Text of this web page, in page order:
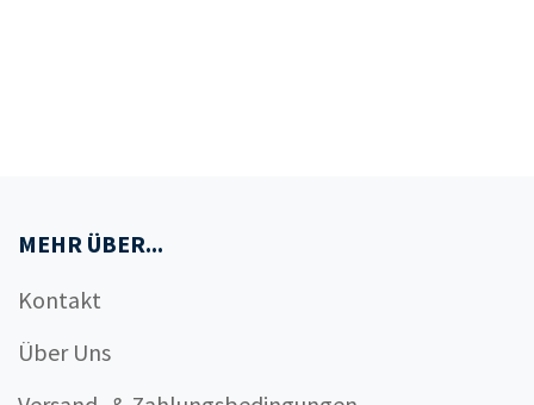
MEHR ÜBER...
Kontakt
Über Uns